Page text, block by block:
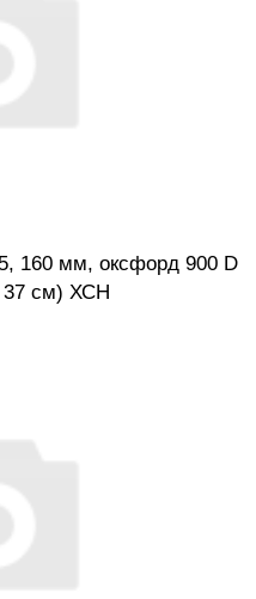
160 мм, оксфорд 900 D
37 см) ХСН